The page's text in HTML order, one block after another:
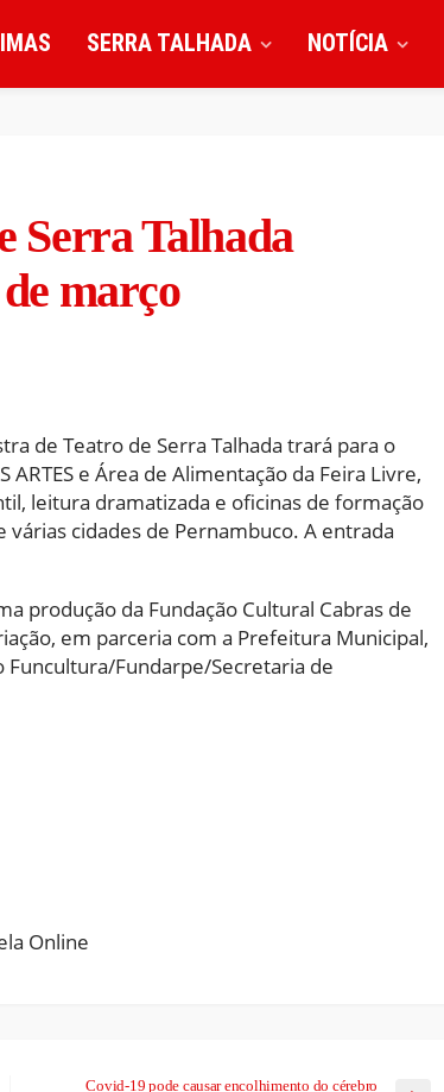
SERRA TALHADA NOTÍCIA
Serra Talhada
março
de Teatro de Serra Talhada trará para o
ARTES e Área de Alimentação da Feira Livre,
leitura dramatizada e oficinas de formação
cidades de Pernambuco. A entrada
produção da Fundação Cultural Cabras de
em parceria com a Prefeitura Municipal,
Funcultura/Fundarpe/Secretaria de
Covid-19 pode causar encolhimento do cérebro